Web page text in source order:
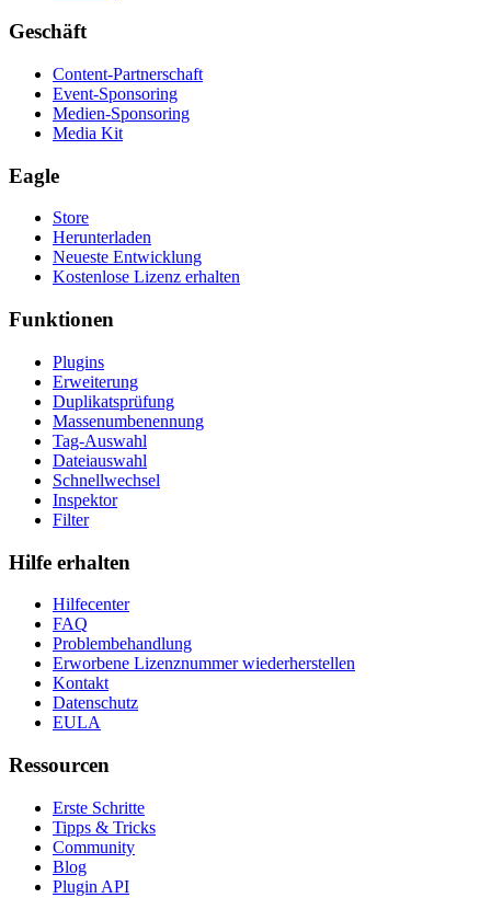
Geschäft
Content-Partnerschaft
Event-Sponsoring
Medien-Sponsoring
Media Kit
Eagle
Store
Herunterladen
Neueste Entwicklung
Kostenlose Lizenz erhalten
Funktionen
Plugins
Erweiterung
Duplikatsprüfung
Massenumbenennung
Tag-Auswahl
Dateiauswahl
Schnellwechsel
Inspektor
Filter
Hilfe erhalten
Hilfecenter
FAQ
Problembehandlung
Erworbene Lizenznummer wiederherstellen
Kontakt
Datenschutz
EULA
Ressourcen
Erste Schritte
Tipps & Tricks
Community
Blog
Plugin API